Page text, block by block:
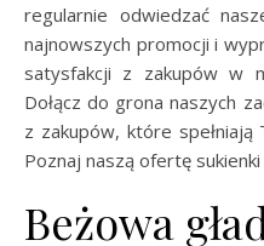
regularnie odwiedzać
najnowszych promocji i
satysfakcji z zakupów w
Dołącz do grona naszych
z zakupów, które
Poznaj naszą ofertę sukienki
Beżowa